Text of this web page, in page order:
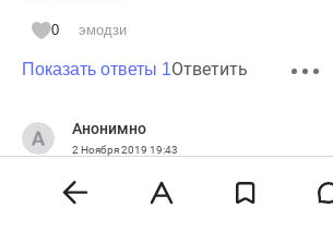
результат.Дешевле откупаться от
прятаться.А там ведь ещё и на каждый
нужно ТУ разработать и
прибыли сожрут всякие оформления .А
журналов по выдаче перчаток и
безбедное существование.Не пройдёт и
0 эмодзи
Показать ответы 1Ответить
Анонимно
2 Ноября 2019 19:43
То, что высокие налоги тормозят
уводят экономику в тень - давно